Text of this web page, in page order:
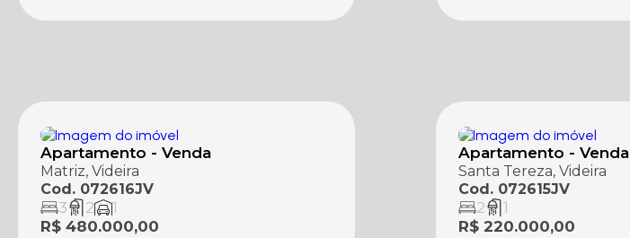
Apartamento - Venda
Matriz, Videira
Cod. 072616JV
3 2
1
R$ 480.000,00
Apartamento - Venda
Santa Tereza, Videira
Cod. 072615JV
2
1
R$ 220.000,00